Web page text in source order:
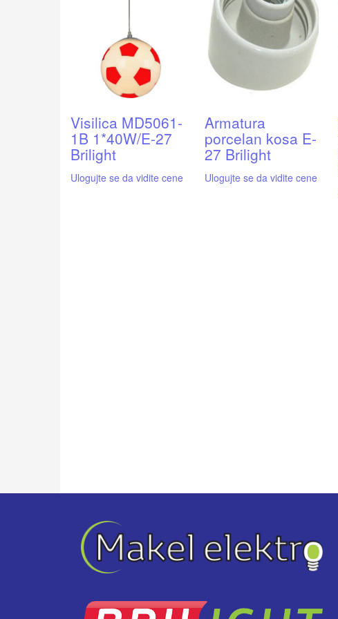
Visilica MD5061-
1B 1*40W/E-27
Brilight
Ulogujte se da vidite cene
Armatura
porcelan kosa E-
27 Brilight
Ulogujte se da vidite cene